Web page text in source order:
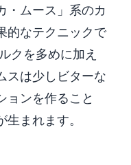
・ムース」系のカ
的なテクニックで
クを多めに加え
スは少しビターな
ョンを作ること
まれます。